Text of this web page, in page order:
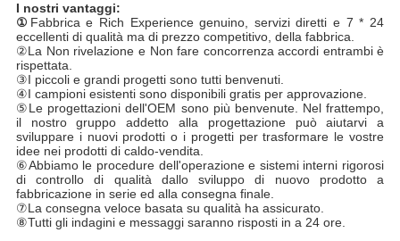
I nostri vantaggi:
① Fabbrica e Rich Experience genuino, servizi diretti e 7 * 24
eccellenti di qualità ma di prezzo competitivo, della fabbrica.
②La Non rivelazione e Non fare concorrenza accordi entrambi è
rispettata.
③I piccoli e grandi progetti sono tutti benvenuti.
④I campioni esistenti sono disponibili gratis per approvazione.
⑤Le progettazioni dell'OEM sono più benvenute. Nel frattempo,
il nostro gruppo addetto alla progettazione può aiutarvi a
sviluppare i nuovi prodotti o i progetti per trasformare le vostre
idee nei prodotti di caldo-vendita.
⑥Abbiamo le procedure dell'operazione e sistemi interni rigorosi
di controllo di qualità dallo sviluppo di nuovo prodotto a
fabbricazione in serie ed alla consegna finale.
⑦La consegna veloce basata su qualità ha assicurato.
⑧Tutti gli indagini e messaggi saranno risposti in a 24 ore.